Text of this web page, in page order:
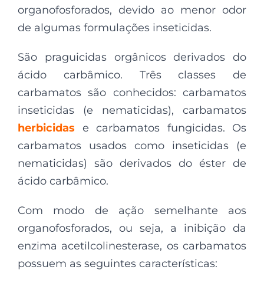
organofosforados, devido ao menor odor
de algumas formulações inseticidas.
São praguicidas orgânicos derivados do
ácido carbâmico. Três classes de
carbamatos são conhecidos: carbamatos
inseticidas (e nematicidas), carbamatos
herbicidas e carbamatos fungicidas. Os
carbamatos usados como inseticidas (e
nematicidas) são derivados do éster de
ácido carbâmico.
Com modo de ação semelhante aos
organofosforados, ou seja, a inibição da
enzima acetilcolinesterase, os carbamatos
possuem as seguintes características: